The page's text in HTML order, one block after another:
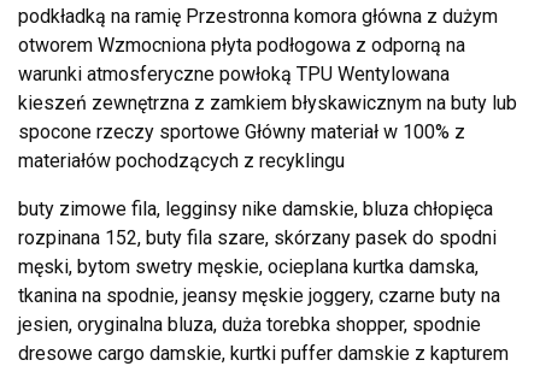
podkładką na ramię Przestronna komora główna z dużym
otworem Wzmocniona płyta podłogowa z odporną na
warunki atmosferyczne powłoką TPU Wentylowana
kieszeń zewnętrzna z zamkiem błyskawicznym na buty lub
spocone rzeczy sportowe Główny materiał w 100% z
materiałów pochodzących z recyklingu
buty zimowe fila, legginsy nike damskie, bluza chłopięca
rozpinana 152, buty fila szare, skórzany pasek do spodni
męski, bytom swetry męskie, ocieplana kurtka damska,
tkanina na spodnie, jeansy męskie joggery, czarne buty na
jesien, oryginalna bluza, duża torebka shopper, spodnie
dresowe cargo damskie, kurtki puffer damskie z kapturem